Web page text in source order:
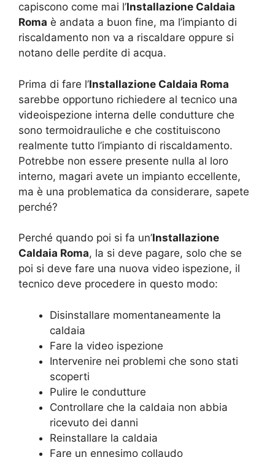
capiscono come mai l’Installazione Caldaia
Roma è andata a buon fine, ma l’impianto di
riscaldamento non va a riscaldare oppure si
notano delle perdite di acqua.
Prima di fare l’Installazione Caldaia Roma
sarebbe opportuno richiedere al tecnico una
videoispezione interna delle condutture che
sono termoidrauliche e che costituiscono
realmente tutto l’impianto di riscaldamento.
Potrebbe non essere presente nulla al loro
interno, magari avete un impianto eccellente,
ma è una problematica da considerare, sapete
perché?
Perché quando poi si fa un’Installazione
Caldaia Roma, la si deve pagare, solo che se
poi si deve fare una nuova video ispezione, il
tecnico deve procedere in questo modo:
Disinstallare momentaneamente la
caldaia
Fare la video ispezione
Intervenire nei problemi che sono stati
scoperti
Pulire le condutture
Controllare che la caldaia non abbia
ricevuto dei danni
Reinstallare la caldaia
Fare un ennesimo collaudo